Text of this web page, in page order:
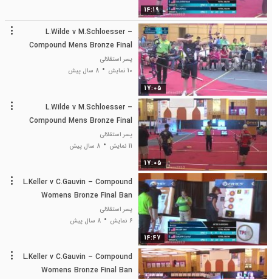
14:19
17:05
L.Wilde v M.Schloesser –
Compound Mens Bronze Final
Ban
پسر استقلالی
10 نمایش
8 سال پیش
17:05
L.Wilde v M.Schloesser –
Compound Mens Bronze Final
Ban
پسر استقلالی
11 نمایش
8 سال پیش
14:47
L.Keller v C.Gauvin – Compound
Womens Bronze Final Ban
پسر استقلالی
6 نمایش
8 سال پیش
L.Keller v C.Gauvin – Compound
Womens Bronze Final Ban